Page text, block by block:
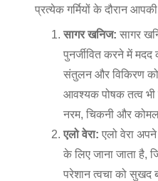
प्रत्येक गर्मियों के दौरान
सागर खनिज: सागर
पुनर्जीवित करने में
संतुलन और विकिरण
आवश्यक पोषक तत्व
नरम, चिकनी और
एलो वेरा: एलो वेरा
के लिए जाना जाता
परेशान त्वचा को सुखद